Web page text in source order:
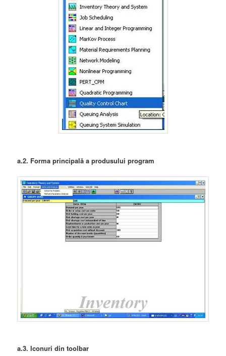
a.2. Forma principală a produsului program
a.3. Iconuri din toolbar